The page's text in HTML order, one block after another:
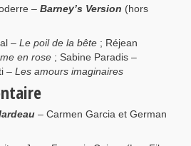
– Barney’s Version (hors
– Le poil de la bête; Réjean
en rose ; Sabine Paradis –
–Les amours imaginaires
– Carmen Garcia et German